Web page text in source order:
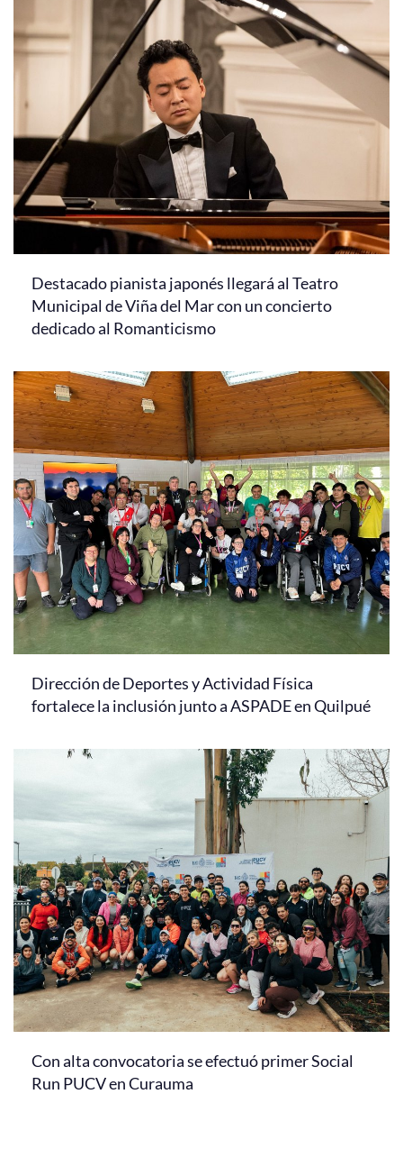
Destacado pianista japonés llegará al Teatro
Municipal de Viña del Mar con un concierto
dedicado al Romanticismo
Dirección de Deportes y Actividad Física
fortalece la inclusión junto a ASPADE en Quilpué
Con alta convocatoria se efectuó primer Social
Run PUCV en Curauma